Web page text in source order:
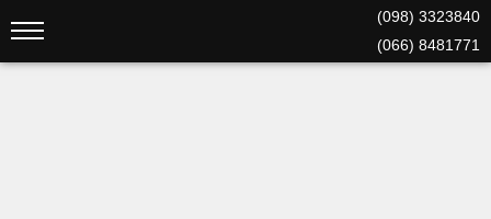
(098) 3323840
(066) 8481771